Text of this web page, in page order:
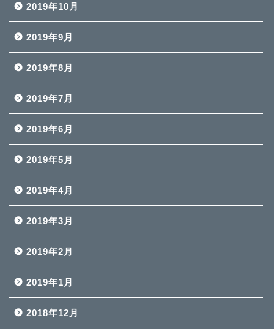
2019年10月
2019年9月
2019年8月
2019年7月
2019年6月
2019年5月
2019年4月
2019年3月
2019年2月
2019年1月
2018年12月